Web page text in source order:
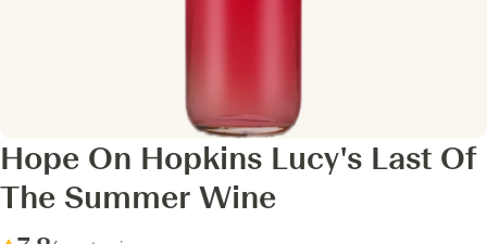
Hope On Hopkins Lucy's Last Of
The Summer Wine